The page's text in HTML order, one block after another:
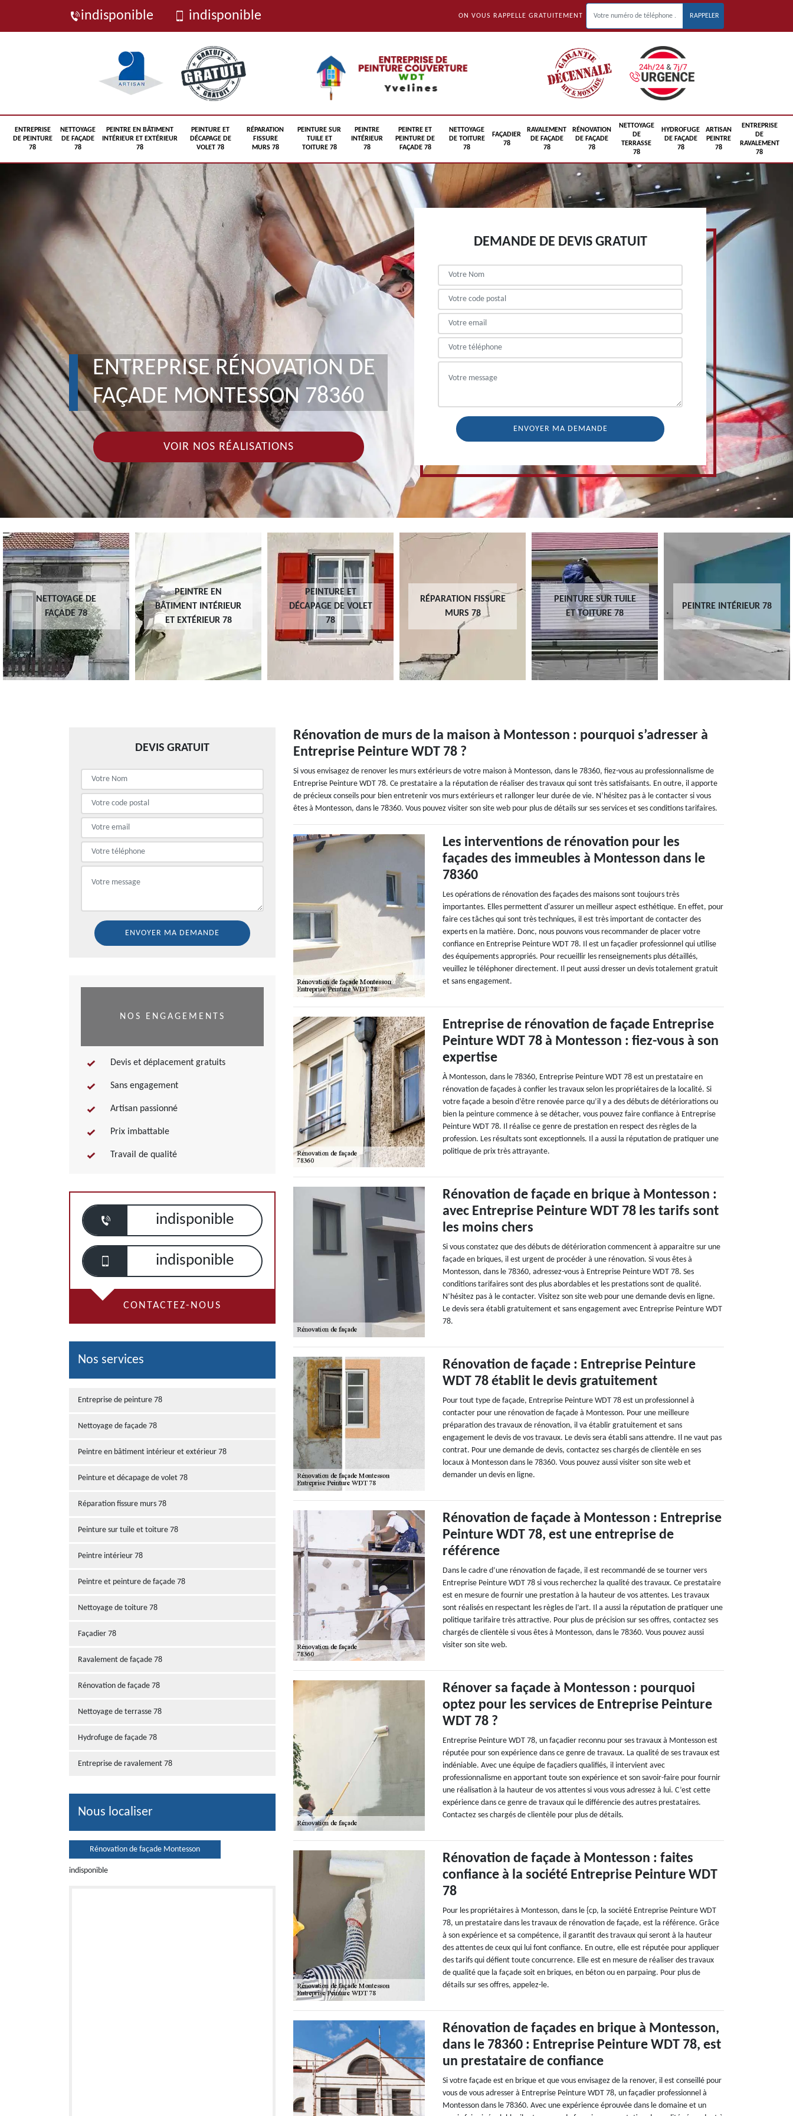
indisponible indisponible ON VOUS RAPPELLE GRATUITEMENT
ENTREPRISE
DE PEINTURE
78
NETTOYAGE
DE FAÇADE
78
PEINTRE EN BÂTIMENT
INTÉRIEUR ET EXTÉRIEUR
78
PEINTURE ET
DÉCAPAGE DE
VOLET 78
RÉPARATION
FISSURE
MURS 78
PEINTURE SUR
TUILE ET
TOITURE 78
PEINTRE
INTÉRIEUR
78
PEINTRE ET
PEINTURE DE
FAÇADE 78
NETTOYAGE
DE TOITURE
78
FAÇADIER
78
RAVALEMENT
DE FAÇADE
78
RÉNOVATION
DE FAÇADE
78
NETTOYAGE
DE
TERRASSE
78
HYDROFUGE
DE FAÇADE
78
ARTISAN
PEINTRE
78
ENTREPRISE
DE
RAVALEMENT
78
ENTREPRISE RÉNOVATION DE
FAÇADE MONTESSON 78360
VOIR NOS RÉALISATIONS
DEMANDE DE DEVIS GRATUIT
NETTOYAGE DE
FAÇADE 78
PEINTRE EN
BÂTIMENT INTÉRIEUR
ET EXTÉRIEUR 78
PEINTURE ET
DÉCAPAGE DE VOLET
78
RÉPARATION FISSURE
MURS 78
PEINTURE SUR TUILE
ET TOITURE 78
PEINTRE INTÉRIEUR 78
DEVIS GRATUIT
NOS ENGAGEMENTS
Devis et déplacement gratuits
Sans engagement
Artisan passionné
Prix imbattable
Travail de qualité
indisponible
indisponible
CONTACTEZ-NOUS
Nos services
Entreprise de peinture 78
Nettoyage de façade 78
Peintre en bâtiment intérieur et extérieur 78
Peinture et décapage de volet 78
Réparation fissure murs 78
Peinture sur tuile et toiture 78
Peintre intérieur 78
Peintre et peinture de façade 78
Nettoyage de toiture 78
Façadier 78
Ravalement de façade 78
Rénovation de façade 78
Nettoyage de terrasse 78
Hydrofuge de façade 78
Entreprise de ravalement 78
Nous localiser
Rénovation de façade Montesson
indisponible
Rénovation de murs de la maison à Montesson : pourquoi s’adresser à
Entreprise Peinture WDT 78 ?
Si vous envisagez de renover les murs extérieurs de votre maison à Montesson, dans le 78360, fiez-vous au professionnalisme de
Entreprise Peinture WDT 78. Ce prestataire a la réputation de réaliser des travaux qui sont très satisfaisants. En outre, il apporte
de précieux conseils pour bien entretenir vos murs extérieurs et rallonger leur durée de vie. N’hésitez pas à le contacter si vous
êtes à Montesson, dans le 78360. Vous pouvez visiter son site web pour plus de détails sur ses services et ses conditions tarifaires.
Les interventions de rénovation pour les
façades des immeubles à Montesson dans le
78360
Les opérations de rénovation des façades des maisons sont toujours très
importantes. Elles permettent d'assurer un meilleur aspect esthétique. En effet, pour
faire ces tâches qui sont très techniques, il est très important de contacter des
experts en la matière. Donc, nous pouvons vous recommander de placer votre
confiance en Entreprise Peinture WDT 78. Il est un façadier professionnel qui utilise
des équipements appropriés. Pour recueillir les renseignements plus détaillés,
veuillez le téléphoner directement. Il peut aussi dresser un devis totalement gratuit
et sans engagement.
Entreprise de rénovation de façade Entreprise
Peinture WDT 78 à Montesson : fiez-vous à son
expertise
À Montesson, dans le 78360, Entreprise Peinture WDT 78 est un prestataire en
rénovation de façades à confier les travaux selon les propriétaires de la localité. Si
votre façade a besoin d’être renovée parce qu’il y a des débuts de détériorations ou
bien la peinture commence à se détacher, vous pouvez faire confiance à Entreprise
Peinture WDT 78. Il réalise ce genre de prestation en respect des règles de la
profession. Les résultats sont exceptionnels. Il a aussi la réputation de pratiquer une
politique de prix très attrayante.
Rénovation de façade en brique à Montesson :
avec Entreprise Peinture WDT 78 les tarifs sont
les moins chers
Si vous constatez que des débuts de détérioration commencent à apparaitre sur une
façade en briques, il est urgent de procéder à une rénovation. Si vous êtes à
Montesson, dans le 78360, adressez-vous à Entreprise Peinture WDT 78. Ses
conditions tarifaires sont des plus abordables et les prestations sont de qualité.
N’hésitez pas à le contacter. Visitez son site web pour une demande devis en ligne.
Le devis sera établi gratuitement et sans engagement avec Entreprise Peinture WDT
78.
Rénovation de façade : Entreprise Peinture
WDT 78 établit le devis gratuitement
Pour tout type de façade, Entreprise Peinture WDT 78 est un professionnel à
contacter pour une rénovation de façade à Montesson. Pour une meilleure
préparation des travaux de rénovation, il va établir gratuitement et sans
engagement le devis de vos travaux. Le devis sera établi sans attendre. Il ne vaut pas
contrat. Pour une demande de devis, contactez ses chargés de clientèle en ses
locaux à Montesson dans le 78360. Vous pouvez aussi visiter son site web et
demander un devis en ligne.
Rénovation de façade à Montesson : Entreprise
Peinture WDT 78, est une entreprise de
référence
Dans le cadre d‘une rénovation de façade, il est recommandé de se tourner vers
Entreprise Peinture WDT 78 si vous recherchez la qualité des travaux. Ce prestataire
est en mesure de fournir une prestation à la hauteur de vos attentes. Les travaux
sont réalisés en respectant les règles de l’art. Il a aussi la réputation de pratiquer une
politique tarifaire très attractive. Pour plus de précision sur ses offres, contactez ses
chargés de clientèle si vous êtes à Montesson, dans le 78360. Vous pouvez aussi
visiter son site web.
Rénover sa façade à Montesson : pourquoi
optez pour les services de Entreprise Peinture
WDT 78 ?
Entreprise Peinture WDT 78, un façadier reconnu pour ses travaux à Montesson est
réputée pour son expérience dans ce genre de travaux. La qualité de ses travaux est
indéniable. Avec une équipe de façadiers qualifiés, il intervient avec
professionnalisme en apportant toute son expérience et son savoir-faire pour fournir
une réalisation à la hauteur de vos attentes si vous vous adressez à lui. C’est cette
expérience dans ce genre de travaux qui le différencie des autres prestataires.
Contactez ses chargés de clientèle pour plus de détails.
Rénovation de façade à Montesson : faites
confiance à la société Entreprise Peinture WDT
78
Pour les propriétaires à Montesson, dans le {cp, la société Entreprise Peinture WDT
78, un prestataire dans les travaux de rénovation de façade, est la référence. Grâce
à son expérience et sa compétence, il garantit des travaux qui seront à la hauteur
des attentes de ceux qui lui font confiance. En outre, elle est réputée pour appliquer
des tarifs qui défient toute concurrence. Elle est en mesure de réaliser des travaux
de qualité que la façade soit en briques, en béton ou en parpaing. Pour plus de
détails sur ses offres, appelez-le.
Rénovation de façades en brique à Montesson,
dans le 78360 : Entreprise Peinture WDT 78, est
un prestataire de confiance
Si votre façade est en brique et que vous envisagez de la renover, il est conseillé pour
vous de vous adresser à Entreprise Peinture WDT 78, un façadier professionnel à
Montesson dans le 78360. Avec une expérience éprouvée dans le domaine et un